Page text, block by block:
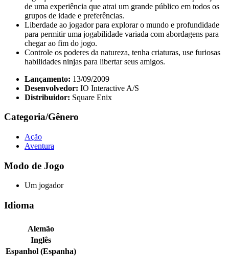
de uma experiência que atrai um grande público em todos os
grupos de idade e preferências.
Liberdade ao jogador para explorar o mundo e profundidade
para permitir uma jogabilidade variada com abordagens para
chegar ao fim do jogo.
Controle os poderes da natureza, tenha criaturas, use furiosas
habilidades ninjas para libertar seus amigos.
Lançamento: 13/09/2009
Desenvolvedor: IO Interactive A/S
Distribuidor: Square Enix
Categoria/Gênero
Ação
Aventura
Modo de Jogo
Um jogador
Idioma
Alemão
Inglês
Espanhol (Espanha)